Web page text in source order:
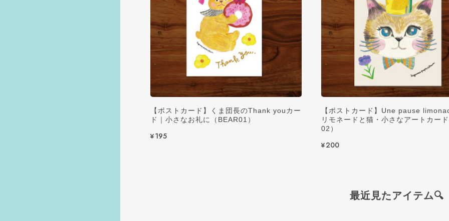
2026/08/05
【アイスクリーム メモ帳】Summer Day Sweets.｜フルーツアイスのミニメモ
これで、コンサートに行く時 推しにお手紙を書きます❤️
>>🧸お客様へ💌 素敵なレビューをありがとう
【ポストカード】くま団長のThank youカー
ド｜小さなお礼に（BEAR01）
¥195
【ポストカード】Une pause
リモネードと猫・小さなアートカー
02）
¥200
最近見たアイテム🔍